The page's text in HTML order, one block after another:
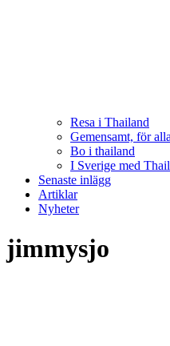
Resa i Thailand
Gemensamt, för
Bo i thailand
I Sverige med
Senaste inlägg
Artiklar
Nyheter
jimmysjo